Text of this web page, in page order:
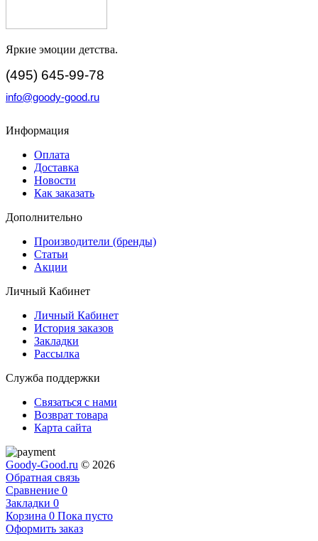
Яркие эмоции детства.
(495) 645-99-78
info@goody-good.ru
Информация
Оплата
Доставка
Новости
Как заказать
Дополнительно
Производители (бренды)
Статьи
Акции
Личный Кабинет
Личный Кабинет
История заказов
Закладки
Рассылка
Служба поддержки
Связаться с нами
Возврат товара
Карта сайта
Goody-Good.ru © 2026
Обратная связь
Сравнение 0
Закладки 0
Корзина 0 Пока пусто
Оформить заказ